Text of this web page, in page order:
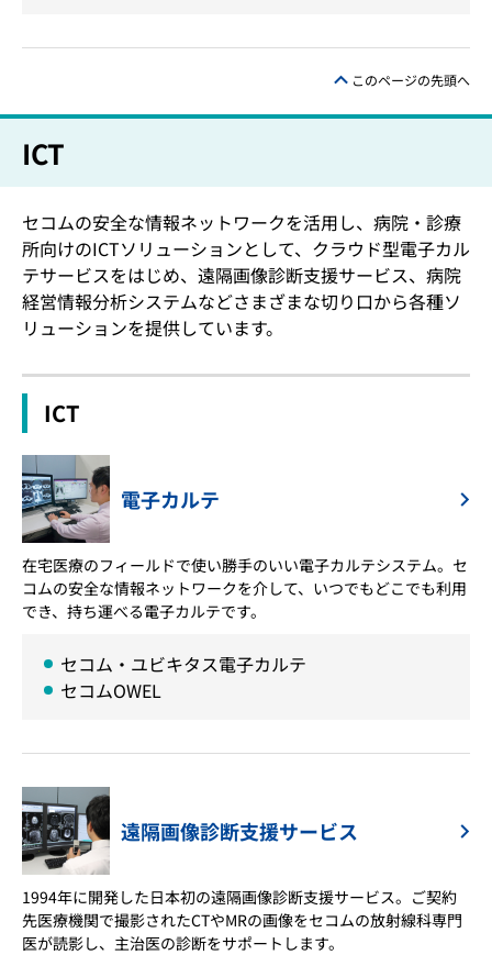
このページの先頭へ
ICT
セコムの安全な情報ネットワークを活用し、病院・診療
所向けのICTソリューションとして、クラウド型電子カル
テサービスをはじめ、遠隔画像診断支援サービス、病院
経営情報分析システムなどさまざまな切り口から各種ソ
リューションを提供しています。
ICT
電子カルテ
在宅医療のフィールドで使い勝手のいい電子カルテシステム。セ
コムの安全な情報ネットワークを介して、いつでもどこでも利用
でき、持ち運べる電子カルテです。
セコム・ユビキタス電子カルテ
セコムOWEL
遠隔画像診断支援サービス
1994年に開発した日本初の遠隔画像診断支援サービス。ご契約
先医療機関で撮影されたCTやMRの画像をセコムの放射線科専門
医が読影し、主治医の診断をサポートします。